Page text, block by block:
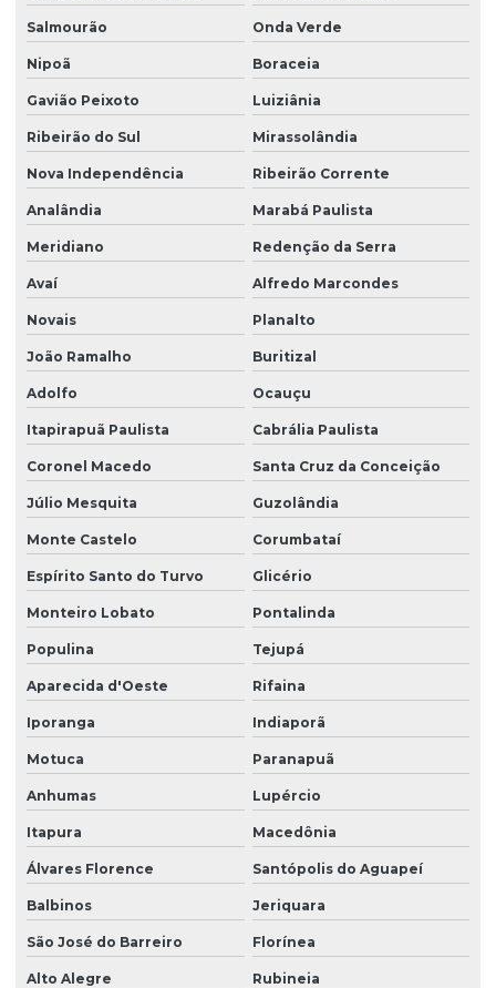
Salmourão Onda Verde
Nipoã Boraceia
Gavião Peixoto Luiziânia
Ribeirão do Sul Mirassolândia
Nova Independência Ribeirão Corrente
Analândia Marabá Paulista
Meridiano Redenção da Serra
Avaí Alfredo Marcondes
Novais Planalto
João Ramalho Buritizal
Adolfo Ocauçu
Itapirapuã Paulista Cabrália Paulista
Coronel Macedo Santa Cruz da Conceição
Júlio Mesquita Guzolândia
Monte Castelo Corumbataí
Espírito Santo do Turvo Glicério
Monteiro Lobato Pontalinda
Populina Tejupá
Aparecida d'Oeste Rifaina
Iporanga Indiaporã
Motuca Paranapuã
Anhumas Lupércio
Itapura Macedônia
Álvares Florence Santópolis do Aguapeí
Balbinos Jeriquara
São José do Barreiro Florínea
Alto Alegre Rubineia